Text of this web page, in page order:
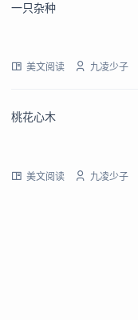
一只杂种
美文阅读 九凌少子
桃花心木
美文阅读 九凌少子